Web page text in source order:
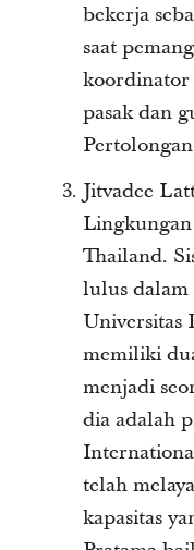
bekerja
saat
koordinator
pasak dan
Jitvadee
Thailand.
lulus
Universitas
memiliki
menjadi
dia adalah
telah
kapasitas